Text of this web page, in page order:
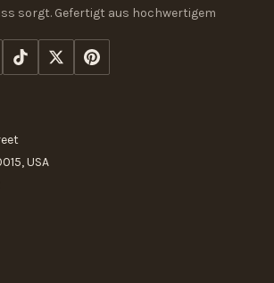
sorgt. Gefertigt aus hochwertigem
USA